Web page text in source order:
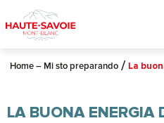
au
contenu
principal
Home – Mi sto preparando La
LA BUONA ENERGIA